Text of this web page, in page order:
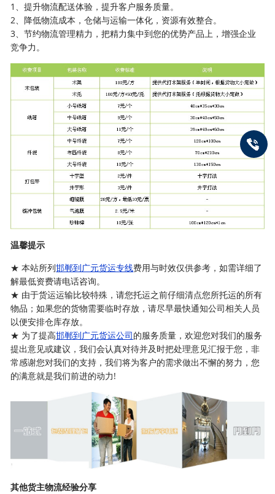
1、提升物流配送体验，提升客户服务质量。
2、降低物流成本，仓储与运输一体化，资源有效整合。
3、节约物流管理精力，把精力集中到您的优势产品上，增强企业
竞争力。
温馨提示
★ 本站所列邯郸到广元货运专线费用与时效仅供参考，如需详细了
解最低资费请电话咨询。
★ 由于货运运输比较特殊，请您托运之前仔细清点您所托运的所有
物品；如果您的货物需要临时存放，请尽早最快通知公司相关人员
以便安排仓库存放。
★ 为了提高邯郸到广元货运公司的服务质量，欢迎您对我们的服务
提出意见或建议，我们会认真对待并及时把处理意见汇报于您，非
常感谢您对我们的支持，我们将为客户的需求做出不懈的努力，您
的满意就是我们前进的动力!
其他货主物流经验分享